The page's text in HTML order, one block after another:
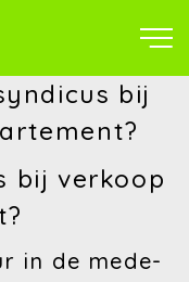
bij
bij verkoop
in de mede-